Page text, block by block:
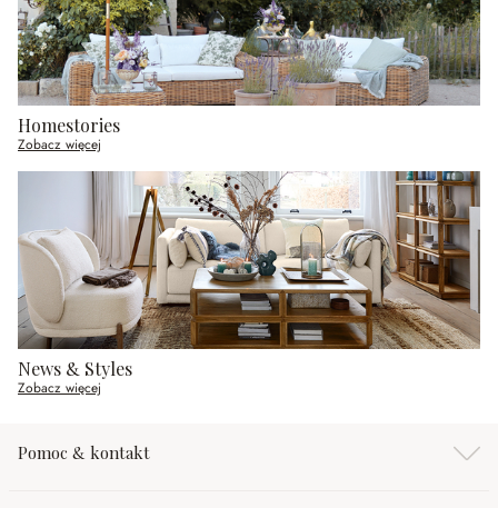
Homestories
Zobacz więcej
News & Styles
Zobacz więcej
Pomoc & kontakt